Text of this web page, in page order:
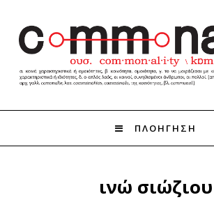
ΠΛΟΗΓΗΣΗ
ινώ σιώζιου